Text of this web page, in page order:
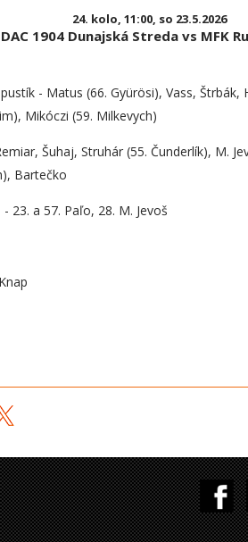
24. kolo, 11:00, so 23.5.2026
DAC 1904 Dunajská Streda vs MFK
- Matus (66. Gyürösi), Vass,
Mikóczi (59. Milkevych)
Šuhaj, Struhár (55. Čunderlík), M.
Bartečko
23. a 57. Paľo, 28. M. Jevoš